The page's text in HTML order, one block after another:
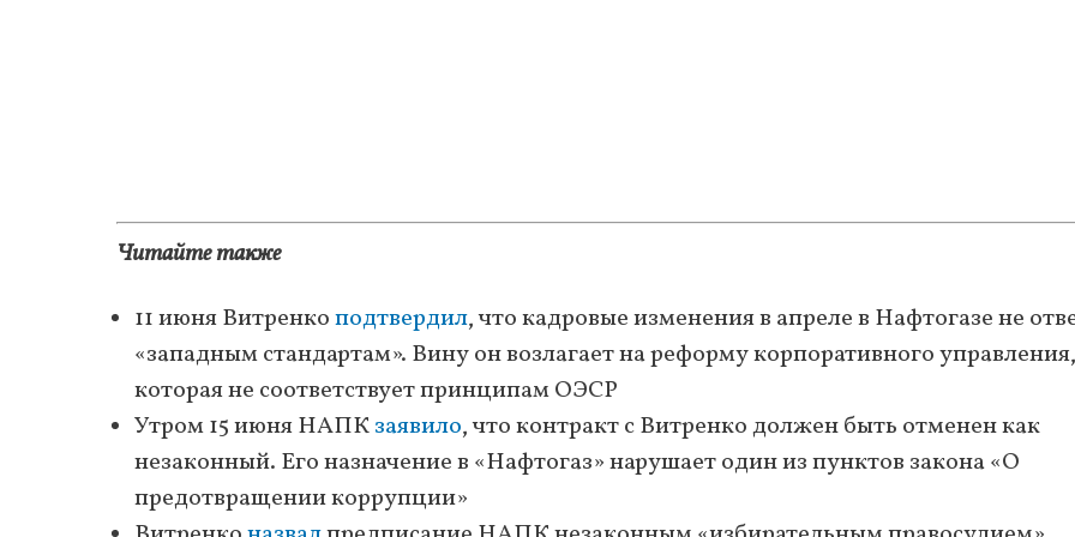
Читайте также
11 июня Витренкоподтвердил, что кадровые изменения в апреле в Нафтогазе не
«западным стандартам». Вину он возлагает на реформу корпоративного управления,
которая не соответствует принципам ОЭСР
Утром 15 июня НАПКзаявило, что контракт с Витренко должен быть отменен как
незаконный. Его назначение в «Нафтогаз» нарушает один из пунктов закона «О
предотвращении коррупции»